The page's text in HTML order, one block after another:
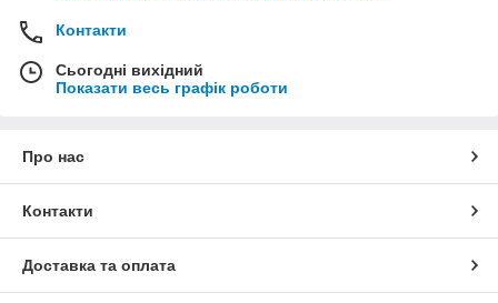
Контакти
Сьогодні вихідний
Показати весь графік роботи
Про нас
Контакти
Доставка та оплата